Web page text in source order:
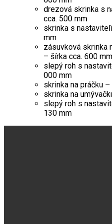
drezová skrinka s
cca. 500 mm
skrinka s
mm
zásuvková skrinka
– šírka cca. 600 mm
slepý roh s
000 mm
skrinka na práčku
skrinka na
slepý roh s
130 mm